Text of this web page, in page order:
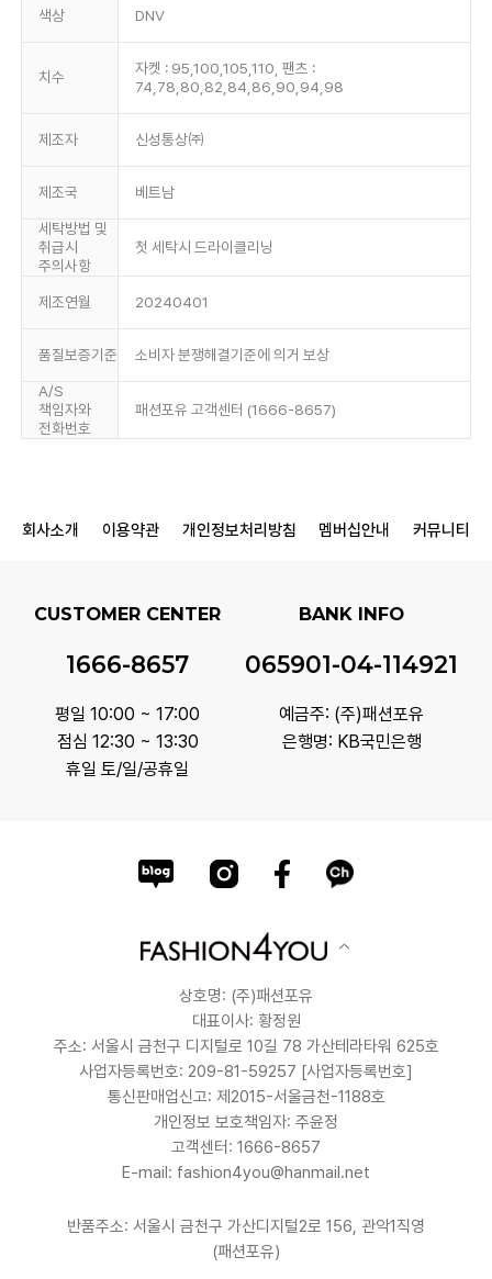
색상 DNV
치수
자켓 : 95,100,105,110, 팬츠 :
74,78,80,82,84,86,90,94,98
제조자 신성통상㈜
제조국 베트남
세탁방법 및
취급시
주의사항
첫 세탁시 드라이클리닝
제조연월 20240401
품질보증기준 소비자 분쟁해결기준에 의거 보상
A/S
책임자와
전화번호
패션포유 고객센터 (1666-8657)
회사소개 이용약관 개인정보처리방침 멤버십안내 커뮤니티
CUSTOMER CENTER
1666-8657
평일 10:00 ~ 17:00
점심 12:30 ~ 13:30
휴일 토/일/공휴일
BANK INFO
065901-04-114921
예금주: (주)패션포유
은행명: KB국민은행
상호명: (주)패션포유
대표이사: 황정원
주소: 서울시 금천구 디지털로 10길 78 가산테라타워 625호
사업자등록번호: 209-81-59257 [사업자등록번호]
통신판매업신고: 제2015-서울금천-1188호
개인정보 보호책임자: 주윤정
고객센터: 1666-8657
E-mail: fashion4you@hanmail.net
반품주소: 서울시 금천구 가산디지털2로 156, 관악1직영
(패션포유)